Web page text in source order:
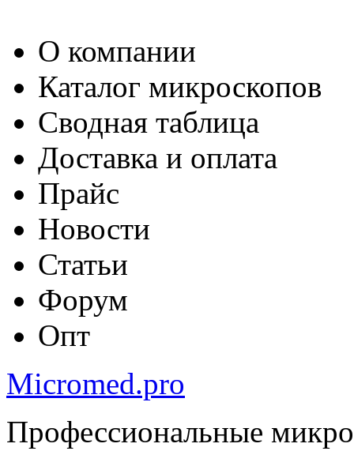
О компании
Каталог микроскопов
Сводная таблица
Доставка и оплата
Прайс
Новости
Статьи
Форум
Опт
Micromed.pro
Профессиональные